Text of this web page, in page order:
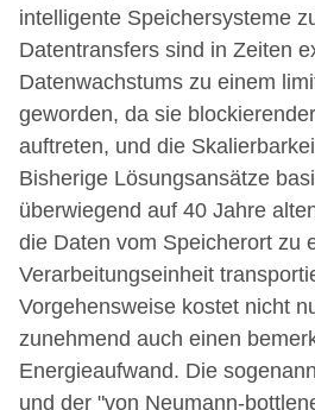
intelligente Speichersysteme
Datentransfers sind in Zeiten
Datenwachstums zu einem
geworden, da sie
auftreten, und die
Bisherige Lösungsansätze
überwiegend auf 40 Jahre
die Daten vom Speicherort zu
Verarbeitungseinheit
Vorgehensweise kostet nicht
zunehmend auch einen
Energieaufwand. Die
und der "von Neumann-